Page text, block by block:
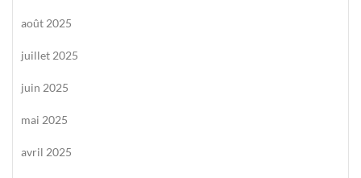
août 2025
juillet 2025
juin 2025
mai 2025
avril 2025